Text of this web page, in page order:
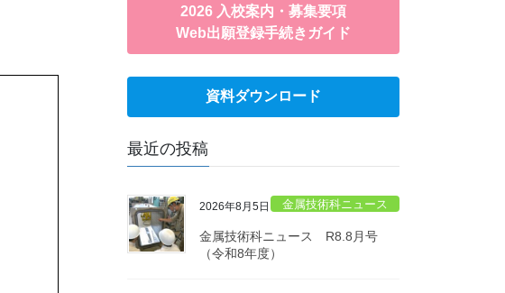
2026 入校案内・募集要項
Web出願登録手続きガイド
資料ダウンロード
最近の投稿
2026年8月5日 金属技術科ニュース
金属技術科ニュース R8.8月号
（令和8年度）